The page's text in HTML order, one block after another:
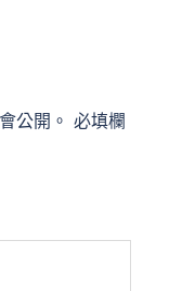
公開。 必填欄